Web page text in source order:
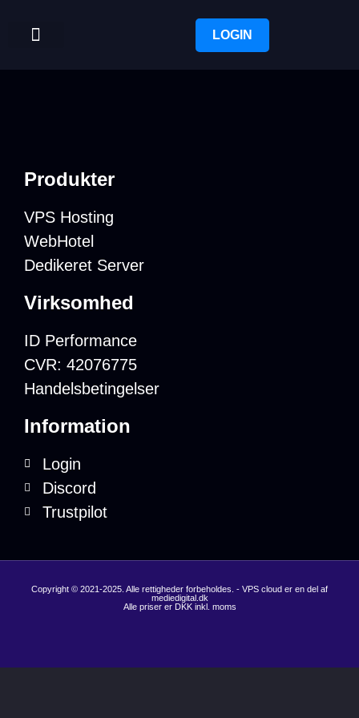
LOGIN
Produkter
VPS Hosting
WebHotel
Dedikeret Server
Virksomhed
ID Performance
CVR: 42076775
Handelsbetingelser
Information
Login
Discord
Trustpilot
Copyright © 2021-2025. Alle rettigheder forbeholdes. - VPS cloud er en del af
mediedigital.dk
Alle priser er DKK inkl. moms